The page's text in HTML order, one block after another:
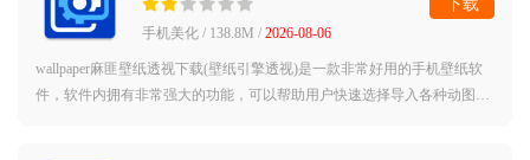
手机美化 / 138.8M / 2026-08-06
wallpaper麻匪壁纸透视下载(壁纸引擎透视)是一款非常好用的手机壁纸软
件，软件内拥有非常强大的功能，可以帮助用户快速选择导入各种动图制
下载